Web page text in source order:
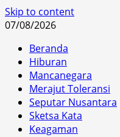
Skip to content
07/08/2026
Beranda
Hiburan
Mancanegara
Merajut Toleransi
Seputar Nusantara
Sketsa Kata
Keagaman